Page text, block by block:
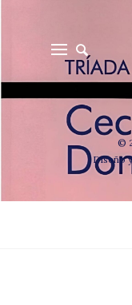
©
Diseño